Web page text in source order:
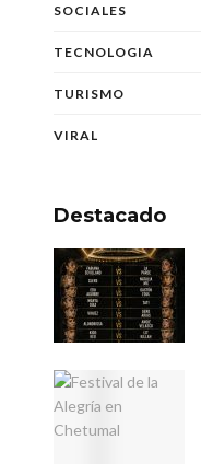
SOCIALES
TECNOLOGIA
TURISMO
VIRAL
Destacado